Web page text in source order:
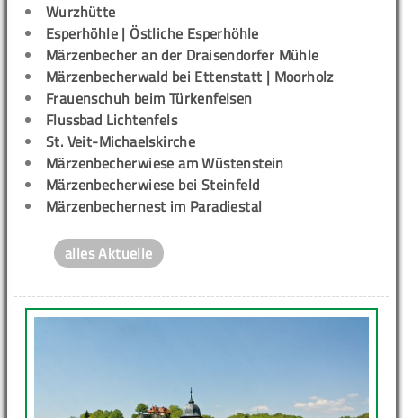
Wurzhütte
Esperhöhle | Östliche Esperhöhle
Märzenbecher an der Draisendorfer Mühle
Märzenbecherwald bei Ettenstatt | Moorholz
Frauenschuh beim Türkenfelsen
Flussbad Lichtenfels
St. Veit-Michaelskirche
Märzenbecherwiese am Wüstenstein
Märzenbecherwiese bei Steinfeld
Märzenbechernest im Paradiestal
alles Aktuelle